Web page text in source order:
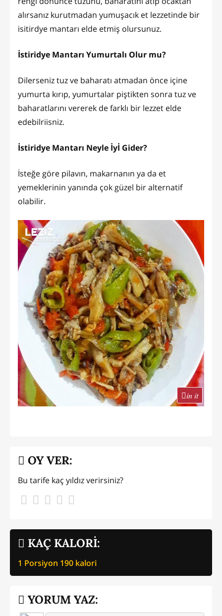
alırsanız kurutmadan yumuşacık et lezzetinde bir
isitirdye mantarı elde etmiş olursunuz.
İstiridye Mantarı Yumurtalı Olur mu?
Dilerseniz tuz ve baharatı atmadan önce içine
yumurta kırıp, yumurtalar piştikten sonra tuz ve
baharatlarını vererek de farklı bir lezzet elde
edebilriisniz.
İstiridye Mantarı Neyle İyİ Gider?
İsteğe göre pilavın, makarnanın ya da et
yemeklerinin yanında çok güzel bir alternatif
olabilir.
in it
KAÇ KALORİ:
1 Porsiyon 190 kalori
OY VER:
Bu tarife kaç yıldız verirsiniz?
YORUM YAZ: